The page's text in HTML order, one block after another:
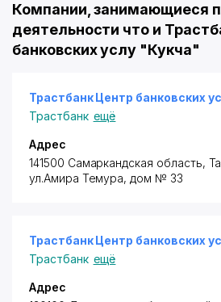
Компании, занимающиеся
деятельности что и
банковских услу "Кукча"
Трастбанк Центр банковских
Трастбанк ещё
Адрес
141500 Самаркандская область,
ул.Амира Темура, дом № 33
Трастбанк Центр банковских
Трастбанк ещё
Адрес